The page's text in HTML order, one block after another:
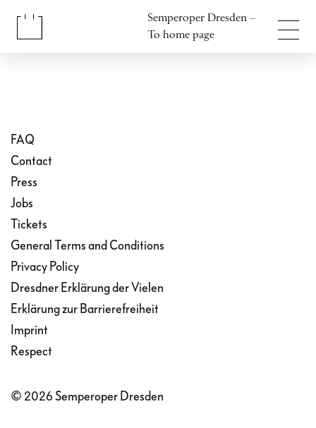
Semperoper Dresden –
To home page
FAQ
Contact
Press
Jobs
Tickets
General Terms and Conditions
Privacy Policy
Dresdner Erklärung der Vielen
Erklärung zur Barrierefreiheit
Imprint
Respect
© 2026 Semperoper Dresden